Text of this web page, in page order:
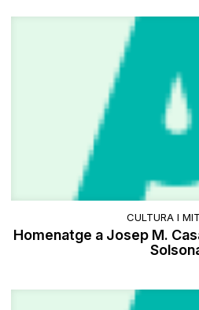
CULTURA I
Homenatge a Josep M.